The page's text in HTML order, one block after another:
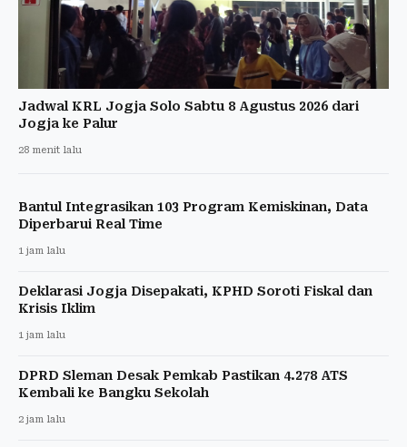
Jadwal KRL Jogja Solo Sabtu 8 Agustus 2026 dari
Jogja ke Palur
28 menit lalu
Bantul Integrasikan 103 Program Kemiskinan, Data
Diperbarui Real Time
1 jam lalu
Deklarasi Jogja Disepakati, KPHD Soroti Fiskal dan
Krisis Iklim
1 jam lalu
DPRD Sleman Desak Pemkab Pastikan 4.278 ATS
Kembali ke Bangku Sekolah
2 jam lalu